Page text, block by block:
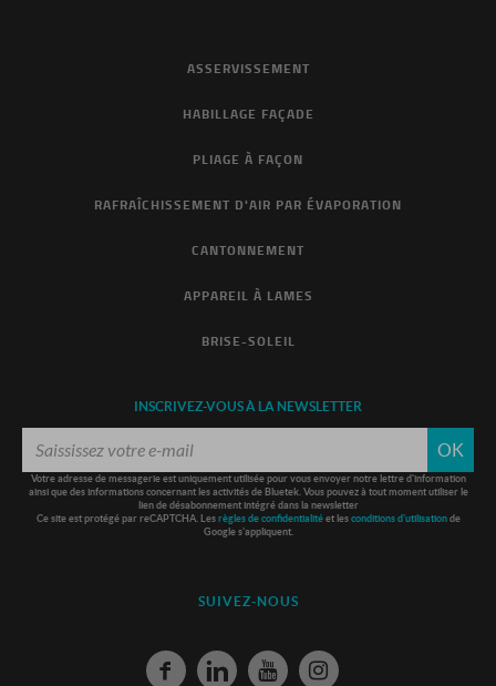
ASSERVISSEMENT
HABILLAGE FAÇADE
PLIAGE À FAÇON
RAFRAÎCHISSEMENT D'AIR PAR ÉVAPORATION
CANTONNEMENT
APPAREIL À LAMES
BRISE-SOLEIL
INSCRIVEZ-VOUS À LA NEWSLETTER
OK
Votre adresse de messagerie est uniquement utilisée pour vous envoyer notre lettre d'information
ainsi que des informations concernant les activités de Bluetek. Vous pouvez à tout moment utiliser le
lien de désabonnement intégré dans la newsletter
Ce site est protégé par reCAPTCHA. Les règles de confidentialitéet les conditions d'utilisationde
Google s'appliquent.
SUIVEZ-NOUS